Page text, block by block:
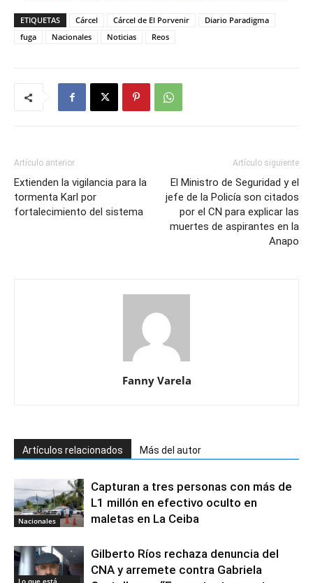
ETIQUETAS Cárcel Cárcel de El Porvenir
Diario Paradigma
fuga
Nacionales Noticias Reos
Artículo anterior
Extienden la vigilancia para la
tormenta Karl por
fortalecimiento del sistema
Artículo siguiente
El Ministro de Seguridad y el
jefe de la Policía son citados
por el CN para explicar las
muertes de aspirantes en la
Anapo
Fanny Varela
Artículos relacionados Más del autor
Nacionales
Capturan a tres personas con más de
L1 millón en efectivo oculto en
maletas en La Ceiba
Lo que está
Gilberto Ríos rechaza denuncia del
CNA y arremete contra Gabriela